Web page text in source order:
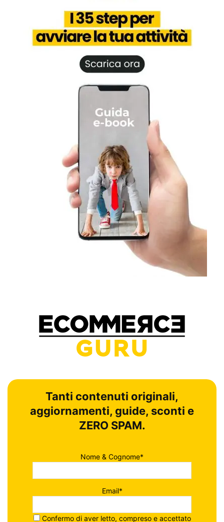
Tanti contenuti originali,
aggiornamenti, guide, sconti e
ZERO SPAM.
Nome & Cognome*
Email*
Confermo di aver letto, compreso e accettato